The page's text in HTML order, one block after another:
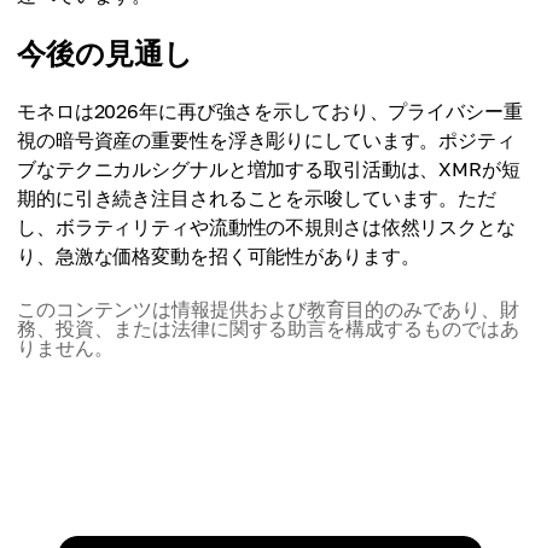
今後の見通し
モネロは2026年に再び強さを示しており、プライバシー重
視の暗号資産の重要性を浮き彫りにしています。ポジティ
ブなテクニカルシグナルと増加する取引活動は、XMRが短
期的に引き続き注目されることを示唆しています。ただ
し、ボラティリティや流動性の不規則さは依然リスクとな
り、急激な価格変動を招く可能性があります。
このコンテンツは情報提供および教育目的のみであり、財
務、投資、または法律に関する助言を構成するものではあ
りません。